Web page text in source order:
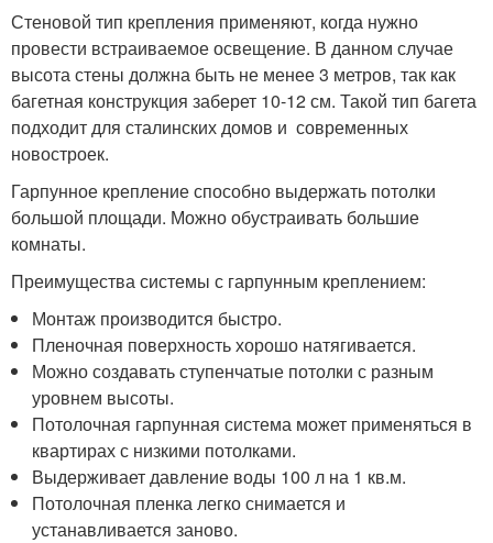
Стеновой тип крепления применяют, когда нужно
провести встраиваемое освещение. В данном случае
высота стены должна быть не менее 3 метров, так как
багетная конструкция заберет 10-12 см. Такой тип багета
подходит для сталинских домов и современных
новостроек.
Гарпунное крепление способно выдержать потолки
большой площади. Можно обустраивать большие
комнаты.
Преимущества системы с гарпунным креплением:
Монтаж производится быстро.
Пленочная поверхность хорошо натягивается.
Можно создавать ступенчатые потолки с разным
уровнем высоты.
Потолочная гарпунная система может применяться в
квартирах с низкими потолками.
Выдерживает давление воды 100 л на 1 кв.м.
Потолочная пленка легко снимается и
устанавливается заново.